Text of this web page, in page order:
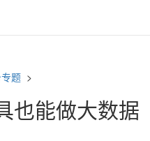
题 >
也能做大数据